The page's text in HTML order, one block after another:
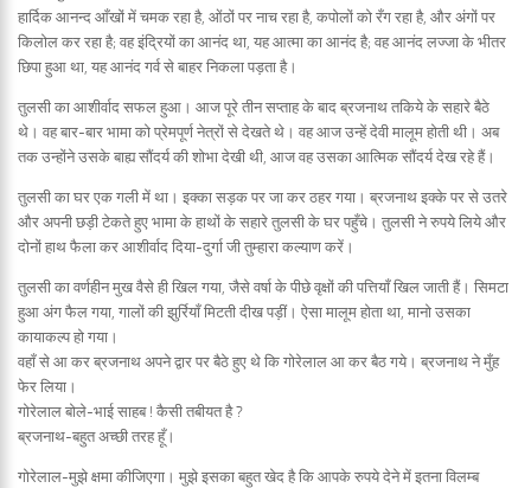
हार्दिक आनन्द आँखों में चमक रहा है, ओंठों पर नाच रहा है, कपोलों को रँग रहा है, और अंगों पर
किलोल कर रहा है; वह इंद्रियों का आनंद था, यह आत्मा का आनंद है; वह आनंद लज्जा के भीतर
छिपा हुआ था, यह आनंद गर्व से बाहर निकला पड़ता है।
तुलसी का आशीर्वाद सफल हुआ। आज पूरे तीन सप्ताह के बाद ब्रजनाथ तकिये के सहारे बैठे
थे। वह बार-बार भामा को प्रेमपूर्ण नेत्रों से देखते थे। वह आज उन्हें देवी मालूम होती थी। अब
तक उन्होंने उसके बाह्य सौंदर्य की शोभा देखी थी, आज वह उसका आत्मिक सौंदर्य देख रहे हैं।
तुलसी का घर एक गली में था। इक्का सड़क पर जा कर ठहर गया। ब्रजनाथ इक्के पर से उतरे
और अपनी छड़ी टेकते हुए भामा के हाथों के सहारे तुलसी के घर पहुँचे। तुलसी ने रुपये लिये और
दोनों हाथ फैला कर आशीर्वाद दिया-दुर्गा जी तुम्हारा कल्याण करें।
तुलसी का वर्णहीन मुख वैसे ही खिल गया, जैसे वर्षा के पीछे वृक्षों की पत्तियाँ खिल जाती हैं। सिमटा
हुआ अंग फैल गया, गालों की झुर्रियाँ मिटती दीख पड़ीं। ऐसा मालूम होता था, मानो उसका
कायाकल्प हो गया।
वहाँ से आ कर ब्रजनाथ अपने द्वार पर बैठे हुए थे कि गोरेलाल आ कर बैठ गये। ब्रजनाथ ने मुँह
फेर लिया।
गोरेलाल बोले-भाई साहब ! कैसी तबीयत है ?
ब्रजनाथ-बहुत अच्छी तरह हूँ।
गोरेलाल-मुझे क्षमा कीजिएगा। मुझे इसका बहुत खेद है कि आपके रुपये देने में इतना विलम्ब